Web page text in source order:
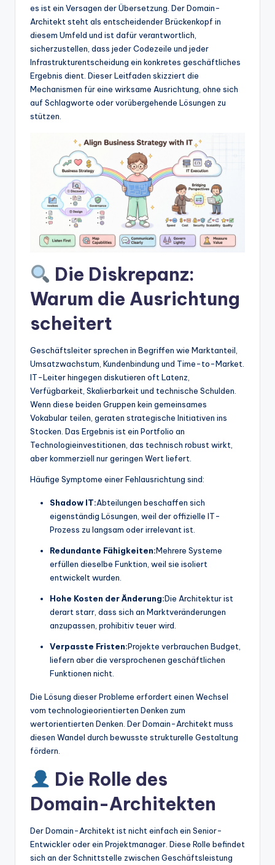
&
S
o
tr
U
p
d
es ist ein Versagen der Übersetzung. Der Domain-
Architekt steht als entscheidender Brückenkopf in
diesem Umfeld und ist dafür verantwortlich,
sicherzustellen, dass jeder Codezeile und jeder
Infrastrukturentscheidung ein konkretes geschäftliches
Ergebnis dient. Dieser Leitfaden skizziert die
Mechanismen für eine wirksame Ausrichtung, ohne sich
auf Schlagworte oder vorübergehende Lösungen zu
stützen.
Die Diskrepanz:
Warum die Ausrichtung
scheitert
Geschäftsleiter sprechen in Begriffen wie Marktanteil,
Umsatzwachstum, Kundenbindung und Time-to-Market.
IT-Leiter hingegen diskutieren oft Latenz,
Verfügbarkeit, Skalierbarkeit und technische Schulden.
Wenn diese beiden Gruppen kein gemeinsames
Vokabular teilen, geraten strategische Initiativen ins
Stocken. Das Ergebnis ist ein Portfolio an
Technologieinvestitionen, das technisch robust wirkt,
aber kommerziell nur geringen Wert liefert.
Häufige Symptome einer Fehlausrichtung sind:
Shadow IT:Abteilungen beschaffen sich
eigenständig Lösungen, weil der offizielle IT-
Prozess zu langsam oder irrelevant ist.
Redundante Fähigkeiten:Mehrere Systeme
erfüllen dieselbe Funktion, weil sie isoliert
entwickelt wurden.
Hohe Kosten der Änderung:Die Architektur ist
derart starr, dass sich an Marktveränderungen
anzupassen, prohibitiv teuer wird.
Verpasste Fristen:Projekte verbrauchen Budget,
liefern aber die versprochenen geschäftlichen
Funktionen nicht.
Die Lösung dieser Probleme erfordert einen Wechsel
vom technologieorientierten Denken zum
wertorientierten Denken. Der Domain-Architekt muss
diesen Wandel durch bewusste strukturelle Gestaltung
fördern.
Die Rolle des
Domain-Architekten
Der Domain-Architekt ist nicht einfach ein Senior-
Entwickler oder ein Projektmanager. Diese Rolle befindet
sich an der Schnittstelle zwischen Geschäftsleistung